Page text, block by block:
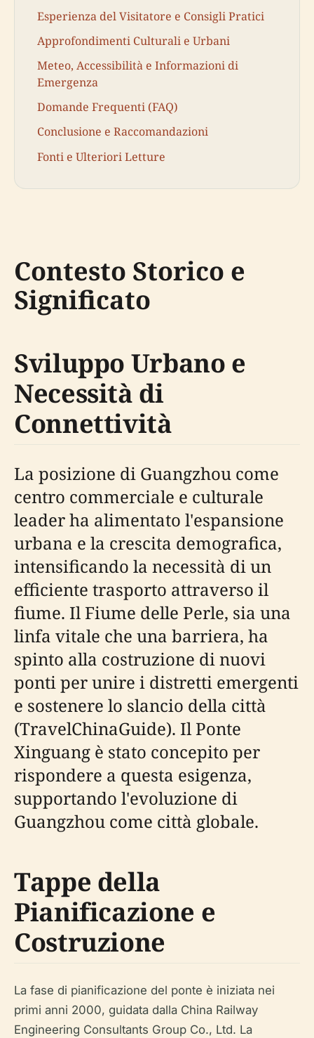
Esperienza del Visitatore e Consigli Pratici
Approfondimenti Culturali e Urbani
Meteo, Accessibilità e Informazioni di
Emergenza
Domande Frequenti (FAQ)
Conclusione e Raccomandazioni
Fonti e Ulteriori Letture
Contesto Storico e
Significato
Sviluppo Urbano e
Necessità di
Connettività
La posizione di Guangzhou come
centro commerciale e culturale
leader ha alimentato l'espansione
urbana e la crescita demografica,
intensificando la necessità di un
efficiente trasporto attraverso il
fiume. Il Fiume delle Perle, sia una
linfa vitale che una barriera, ha
spinto alla costruzione di nuovi
ponti per unire i distretti emergenti
e sostenere lo slancio della città
(TravelChinaGuide). Il Ponte
Xinguang è stato concepito per
rispondere a questa esigenza,
supportando l'evoluzione di
Guangzhou come città globale.
Tappe della
Pianificazione e
Costruzione
La fase di pianificazione del ponte è iniziata nei
primi anni 2000, guidata dalla China Railway
Engineering Consultants Group Co., Ltd. La